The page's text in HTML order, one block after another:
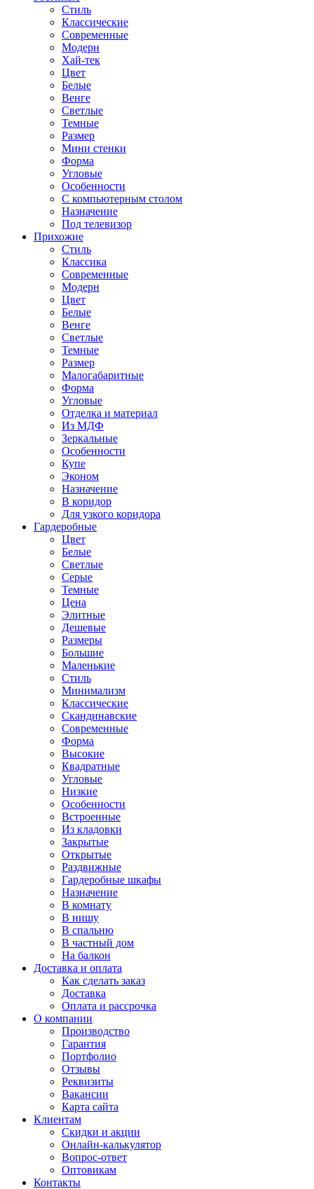
Стиль
Классические
Современные
Модерн
Хай-тек
Цвет
Белые
Венге
Светлые
Темные
Размер
Мини стенки
Форма
Угловые
Особенности
С компьютерным столом
Назначение
Под телевизор
Прихожие
Стиль
Классика
Современные
Модерн
Цвет
Белые
Венге
Светлые
Темные
Размер
Малогабаритные
Форма
Угловые
Отделка и материал
Из МДФ
Зеркальные
Особенности
Купе
Эконом
Назначение
В коридор
Для узкого коридора
Гардеробные
Цвет
Белые
Светлые
Серые
Темные
Цена
Элитные
Дешевые
Размеры
Большие
Маленькие
Стиль
Минимализм
Классические
Скандинавские
Современные
Форма
Высокие
Квадратные
Угловые
Низкие
Особенности
Встроенные
Из кладовки
Закрытые
Открытые
Раздвижные
Гардеробные шкафы
Назначение
В комнату
В нишу
В спальню
В частный дом
На балкон
Доставка и оплата
Как сделать заказ
Доставка
Оплата и рассрочка
О компании
Производство
Гарантия
Портфолио
Отзывы
Реквизиты
Вакансии
Карта сайта
Клиентам
Скидки и акции
Онлайн-калькулятор
Вопрос-ответ
Оптовикам
Контакты